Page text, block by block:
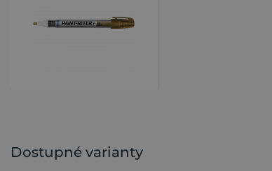
Dostupné varianty